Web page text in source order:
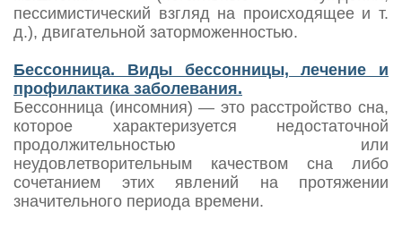
пессимистический взгляд на происходящее и т.
д.), двигательной заторможенностью.
Бессонница. Виды бессонницы, лечение и
профилактика заболевания.
Бессонница (инсомния) — это расстройство сна,
которое характеризуется недостаточной
продолжительностью или
неудовлетворительным качеством сна либо
сочетанием этих явлений на протяжении
значительного периода времени.